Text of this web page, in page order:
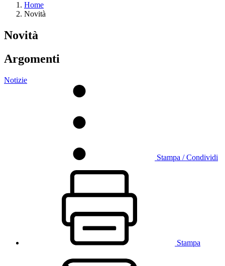
Home
Novità
Novità
Argomenti
Notizie
Stampa / Condividi
Stampa